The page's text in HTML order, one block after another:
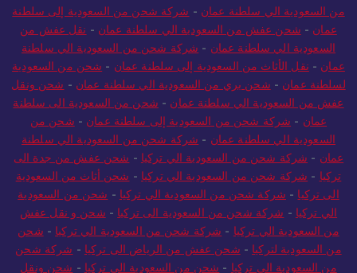
الي سلطنة عمان -نقل عفش من السعودية الي سلطنة عمان -شحن
من السعودية الي سلطنة عمان-شركة شحن من السعودية إلى سلطنة
عمان-شحن عفش من السعودية الي سلطنة عمان-نقل عفش من
السعودية الي سلطنة عمان-شركة شحن من السعودية الي سلطنة
عمان- نقل الأثاث من السعودية إلى سلطنة عمان- شحن من السعودية
لسلطنة عمان-شحن بري من السعودية الي سلطنة عمان-شحن ونقل
عفش من السعودية الي سلطنة عمان-شحن من السعودية الى سلطنة
عمان- شركة شحن من السعودية إلى سلطنة عمان- شحن من
السعودية الي سلطنة عمان-شركة شحن من السعودية الي سلطنة
عمان - شركة شحن من السعودية الي تركيا - شحن عفش من جدة الى
تركيا-شركة شحن من السعودية الي تركيا-شحن أثاث من السعودية
الى تركيا- شركة شحن من السعودية الي تركيا- شحن من السعودية
الي تركيا-شركة شحن من السعودية الى تركيا-شحن و نقل عفش
من السعودية الي تركيا-شركة شحن من السعودية الي تركيا- شحن
من السعودية لتركيا-شحن عفش من الرياض الى تركيا - شركة شحن